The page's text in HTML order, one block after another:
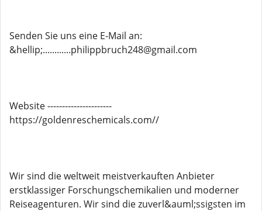
Senden Sie uns eine E-Mail an:
&hellip;............philippbruch248@gmail.com
Website ----------------------
https://goldenreschemicals.com//
Wir sind die weltweit meistverkauften Anbieter
erstklassiger Forschungschemikalien und moderner
Reiseagenturen. Wir sind die zuverl&auml;ssigsten im